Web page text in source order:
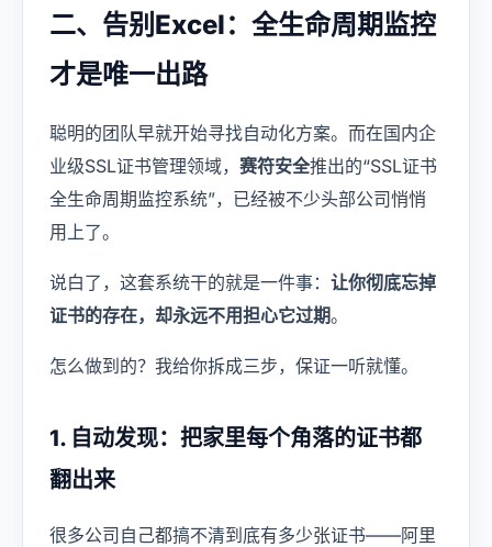
二、告别Excel：全生命周期监控
才是唯一出路
聪明的团队早就开始寻找自动化方案。而在国内企
业级SSL证书管理领域， 赛符安全推出的“SSL证书
全生命周期监控系统”，已经被不少头部公司悄悄
用上了。
说白了，这套系统干的就是一件事： 让你彻底忘掉
证书的存在，却永远不用担心它过期。
怎么做到的？我给你拆成三步，保证一听就懂。
1. 自动发现：把家里每个角落的证书都
翻出来
很多公司自己都搞不清到底有多少张证书——阿里